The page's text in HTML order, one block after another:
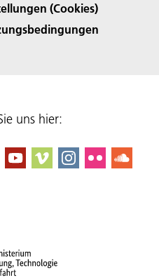
(Cookies)
uns hier: